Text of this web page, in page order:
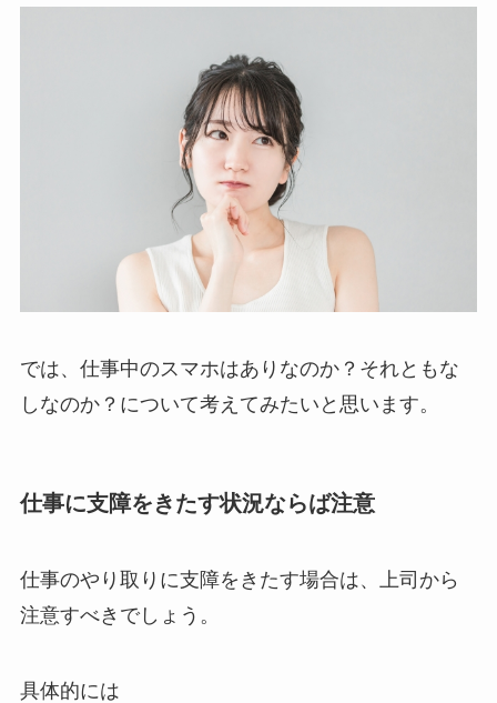
では、仕事中のスマホはありなのか？それともな
しなのか？について考えてみたいと思います。
仕事に支障をきたす状況ならば注意
仕事のやり取りに支障をきたす場合は、上司から
注意すべきでしょう。
具体的には